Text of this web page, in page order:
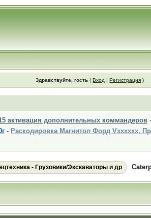
Здравствуйте, гость (Вход |Регистрация )
активация дополнительных коммандеров-
- Раскодировка Магнитол Форд Vxxxxxx,
- Грузовики/Экскаваторы и др